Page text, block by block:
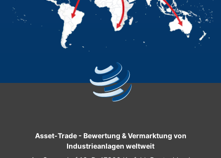
Asset-Trade - Bewertung & Vermarktung von
Industrieanlagen weltweit